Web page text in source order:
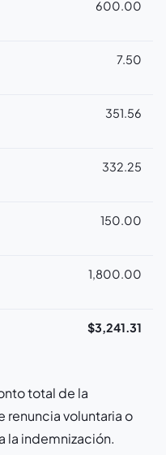
600.00
7.50
351.56
332.25
150.00
1,800.00
$3,241.31
total de la
renuncia voluntaria o
la indemnización.